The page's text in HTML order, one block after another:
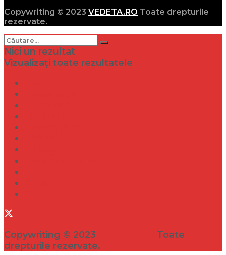
Copywriting © 2023 VEDETA.RO Toate drepturile
rezervate.
Nici un rezultat
Vizualizați toate rezultatele
Copywriting © 2023
Toate
drepturile rezervate.